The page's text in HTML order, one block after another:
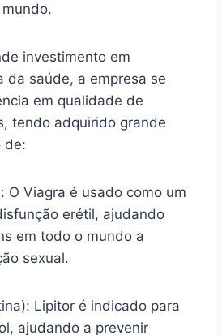
investimento em
da saúde, a empresa se
em qualidade de
tendo adquirido grande
de:
O Viagra é usado como um
erétil, ajudando
em todo o mundo a
sexual.
Lipitor é indicado para
ajudando a prevenir